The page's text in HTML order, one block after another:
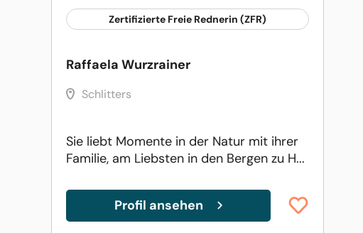
Zertifizierte Freie Rednerin (ZFR)
Raffaela Wurzrainer
Schlitters
Sie liebt Momente in der Natur mit ihrer
Familie, am Liebsten in den Bergen zu H...
Profil ansehen